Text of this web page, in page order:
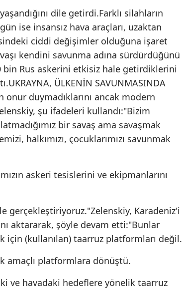
dile getirdi.Farklı silahların
ise insansız hava araçları, uzaktan
ciddi değişimler olduğuna işaret
kendini savunma adına sürdürdüğünü
bin Rus askerini etkisiz hale getirdiklerini
ÜLKENİN SAVUNMASINDA
onur duymadıklarını ancak modern
şu ifadeleri kullandı:"Bizim
bir savaş ama savaşmak
halkımızı, çocuklarımızı savunmak
askeri tesislerini ve ekipmanlarını
gerçekleştiriyoruz."Zelenskiy, Karadeniz'i
aktararak, şöyle devam etti:"Bunlar
için (kullanılan) taarruz platformları değil.
amaçlı platformlara dönüştü.
ve havadaki hedeflere yönelik taarruz